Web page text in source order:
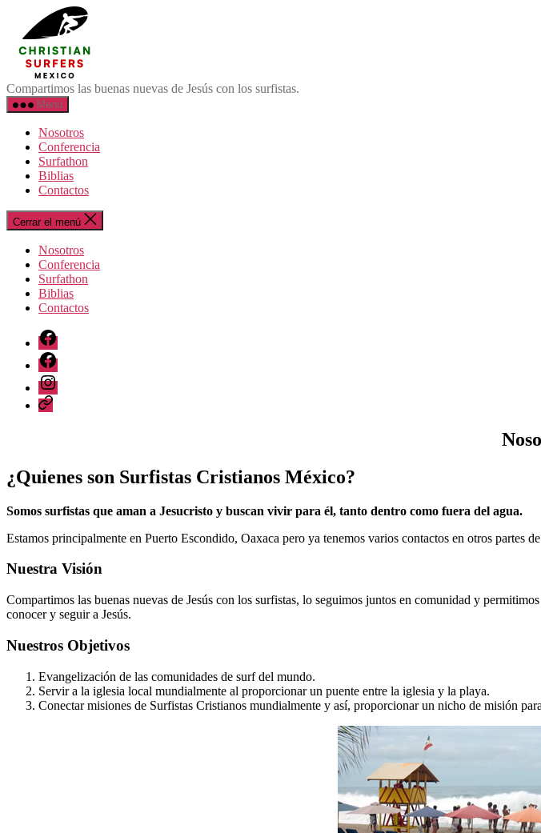
contenido
Compartimos las buenas nuevas de Jesús con los surfistas.
Menú
Nosotros
Conferencia
Surfathon
Biblias
Contactos
Cerrar el menú
Nosotros
Conferencia
Surfathon
Biblias
Contactos
Facebook
FB
Grupo
Instagram
CSI
web
¿Quienes son Surfistas Cristianos México?
Somos surfistas que aman a Jesucristo y buscan vivir para él, tanto dentro como fuera del agua.
Estamos principalmente en Puerto Escondido, Oaxaca pero ya tenemos varios contactos en otros
Nuestra Visión
Compartimos las buenas nuevas de Jesús con los surfistas, lo seguimos juntos en comunidad y
conocer y seguir a Jesús.
Nuestros Objetivos
Evangelización de las comunidades de surf del mundo.
Servir a la iglesia local mundialmente al proporcionar un puente entre la iglesia y la playa.
Conectar misiones de Surfistas Cristianos mundialmente y así, proporcionar un nicho de misión